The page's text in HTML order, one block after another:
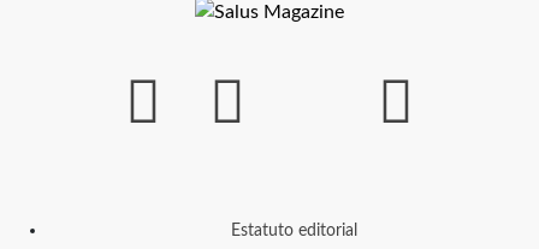
Estatuto editorial